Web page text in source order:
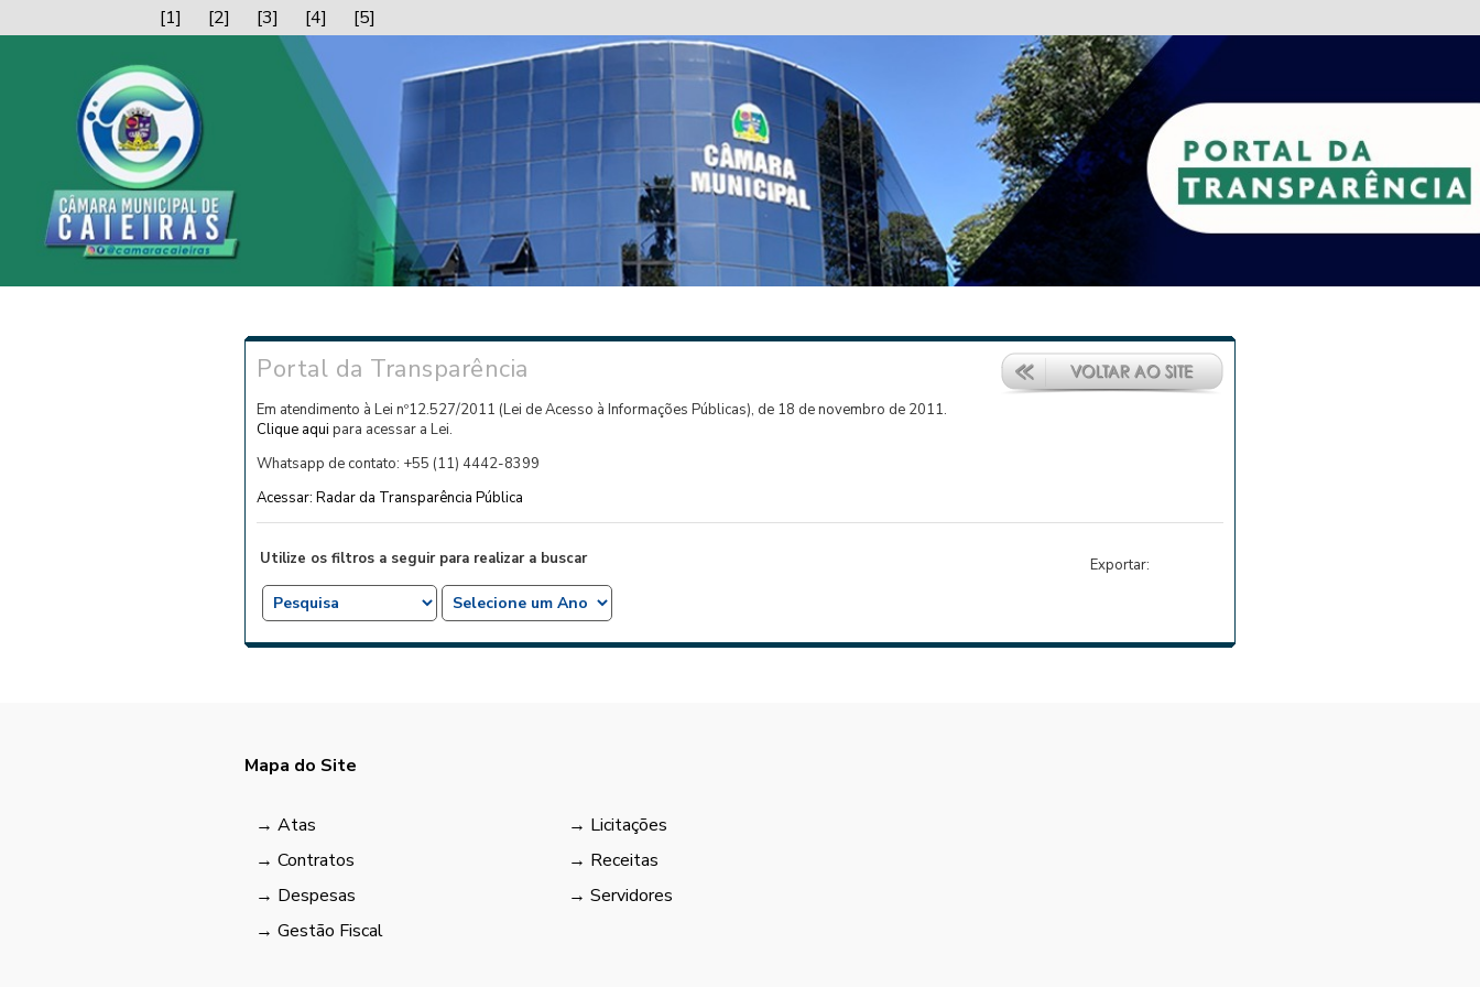
[1] [2] [3] [4] [5]
Portal da Transparência
Em atendimento à Lei nº12.527/2011 (Lei de Acesso à Informações Públicas), de 18 de novembro de 2011.
Clique aqui para acessar a Lei.
Whatsapp de contato: +55 (11) 4442-8399
Acessar: Radar da Transparência Pública
Utilize os filtros a seguir para realizar a buscar Exportar:
Mapa do Site
Atas
Contratos
Despesas
Gestão Fiscal
Licitações
Receitas
Servidores